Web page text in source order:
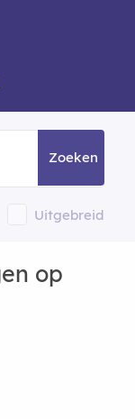
Zoeken
Uitgebreid
op